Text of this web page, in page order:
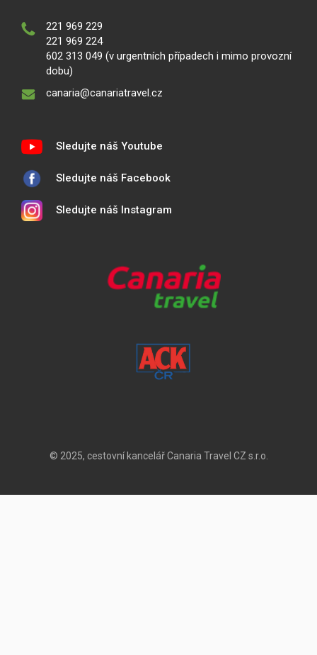
221 969 229
221 969 224
602 313 049 (v urgentních případech i mimo provozní
dobu)
canaria@canariatravel.cz
Sledujte náš Youtube
Sledujte náš Facebook
Sledujte náš Instagram
© 2025, cestovní kancelář Canaria Travel CZ s.r.o.